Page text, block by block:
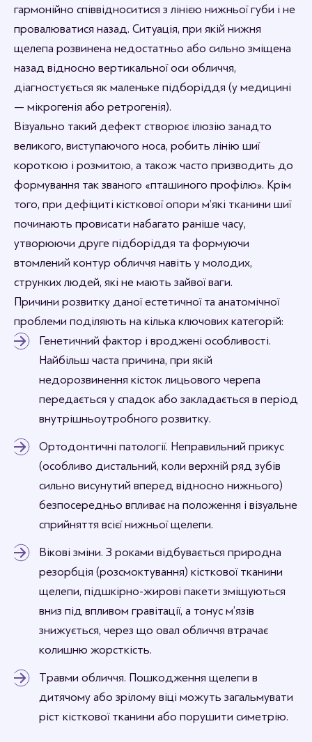
гармонійно співвідноситися з лінією нижньої губи і не
провалюватися назад. Ситуація, при якій нижня
щелепа розвинена недостатньо або сильно зміщена
назад відносно вертикальної оси обличчя,
діагностується як маленьке підборіддя (у медицині
— мікрогенія або ретрогенія).
Візуально такий дефект створює ілюзію занадто
великого, виступаючого носа, робить лінію шиї
короткою і розмитою, а також часто призводить до
формування так званого «пташиного профілю». Крім
того, при дефіциті кісткової опори м’які тканини шиї
починають провисати набагато раніше часу,
утворюючи друге підборіддя та формуючи
втомлений контур обличчя навіть у молодих,
струнких людей, які не мають зайвої ваги.
Причини розвитку даної естетичної та анатомічної
проблеми поділяють на кілька ключових категорій:
Генетичний фактор і вроджені особливості.
Найбільш часта причина, при якій
недорозвинення кісток лицьового черепа
передається у спадок або закладається в період
внутрішньоутробного розвитку.
Ортодонтичні патології. Неправильний прикус
(особливо дистальний, коли верхній ряд зубів
сильно висунутий вперед відносно нижнього)
безпосередньо впливає на положення і візуальне
сприйняття всієї нижньої щелепи.
Вікові зміни. З роками відбувається природна
резорбція (розсмоктування) кісткової тканини
щелепи, підшкірно-жирові пакети зміщуються
вниз під впливом гравітації, а тонус м’язів
знижується, через що овал обличчя втрачає
колишню жорсткість.
Травми обличчя. Пошкодження щелепи в
дитячому або зрілому віці можуть загальмувати
ріст кісткової тканини або порушити симетрію.